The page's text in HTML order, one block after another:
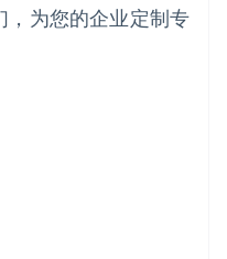
，为您的企业定制专